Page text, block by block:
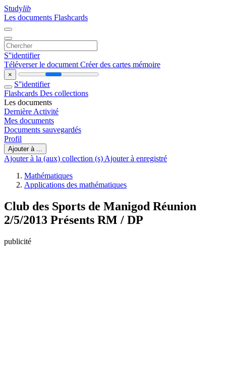
Studylib
Les documents Flashcards
S''identifier
Téléverser le document Créer des cartes mémoire
×
S''identifier
Flashcards Des collections
Les documents
Dernière Activité
Mes documents
Documents sauvegardés
Profil
Ajouter à ...
Ajouter à la (aux) collection (s) Ajouter à enregistré
Mathématiques
Applications des mathématiques
Club des Sports de Manigod Réunion
2/5/2013 Présents RM / DP
publicité